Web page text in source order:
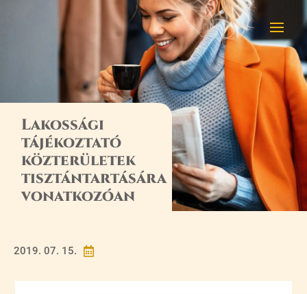
Lakossági
tájékoztató
közterületek
tisztántartására
vonatkozóan

2019. 07. 15.